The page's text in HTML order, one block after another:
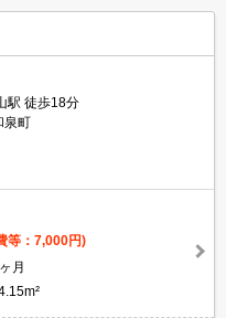
駅 徒歩18分
泉町
等：7,000円)
月